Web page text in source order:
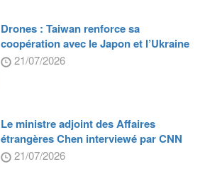
Drones : Taiwan renforce sa
coopération avec le Japon et l’Ukraine
21/07/2026
Le ministre adjoint des Affaires
étrangères Chen interviewé par CNN
21/07/2026